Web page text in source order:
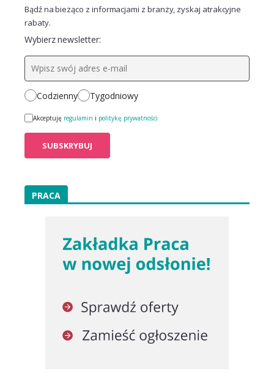
Bądź na bieżąco z informacjami z branży, zyskaj atrakcyjne
rabaty.
Wybierz newsletter:
Codzienny Tygodniowy
Akceptuję regulamin i politykę prywatności
PRACA